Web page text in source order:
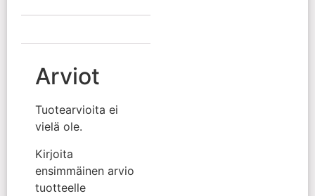
Arviot
Tuotearvioita ei
vielä ole.
Kirjoita
ensimmäinen arvio
tuotteelle